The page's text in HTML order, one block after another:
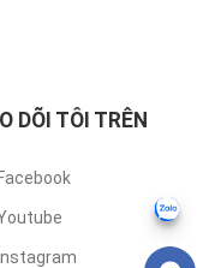
DÕI TÔI TRÊN
Facebook
Instagram